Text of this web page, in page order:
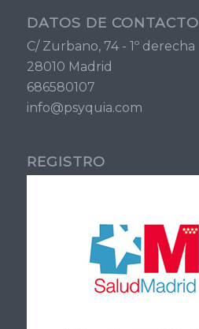
DATOS DE CONTACTO
C/ Zurbano, 74 - 1º derecha
28010 Madrid
686580107
info@psyquia.com
REGISTRO